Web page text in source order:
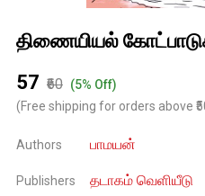
திணையியல்
₹57 ₹60 (5% Off)
(Free shipping for orders above
Authors பாமயன்
Publishers தடாகம் வெளியீடு